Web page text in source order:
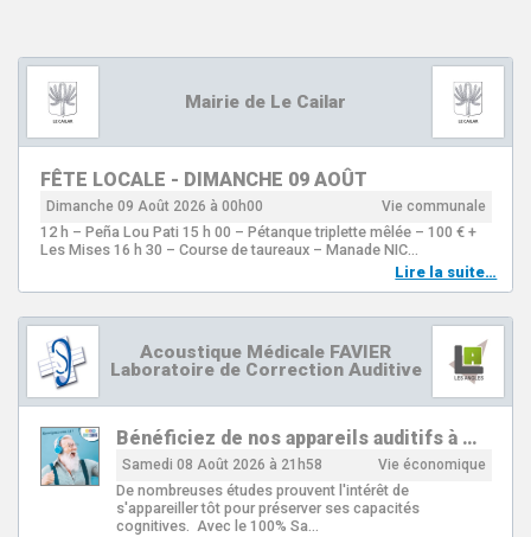
Mairie de Le Cailar
FÊTE LOCALE - DIMANCHE 09 AOÛT
Dimanche 09 Août 2026 à 00h00 Vie communale
12 h – Peña Lou Pati 15 h 00 – Pétanque triplette mêlée – 100 € +
Les Mises 16 h 30 – Course de taureaux – Manade NIC…
Lire la suite…
Acoustique Médicale FAVIER
Laboratoire de Correction Auditive
Bénéficiez de nos appareils auditifs à …
Samedi 08 Août 2026 à 21h58 Vie économique
De nombreuses études prouvent l'intérêt de
s'appareiller tôt pour préserver ses capacités
cognitives. Avec le 100% Sa…